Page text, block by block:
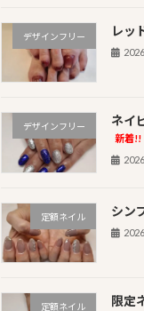
デザインフリー レッ
デザインフリー ネイ
新着!!
定額ネイル シン
定額ネイル 限定